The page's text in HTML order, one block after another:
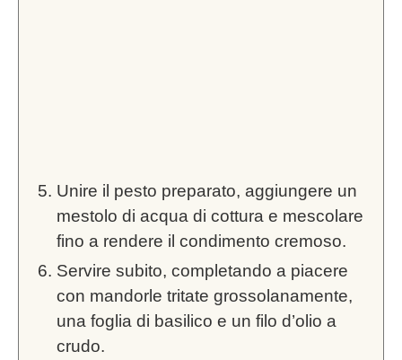
Unire il pesto preparato, aggiungere un
mestolo di acqua di cottura e mescolare
fino a rendere il condimento cremoso.
Servire subito, completando a piacere
con mandorle tritate grossolanamente,
una foglia di basilico e un filo d’olio a
crudo.